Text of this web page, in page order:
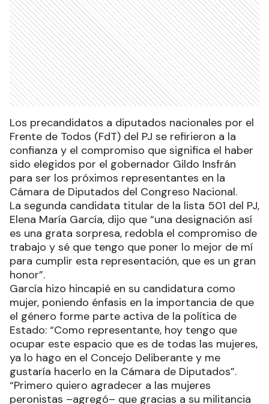
Los precandidatos a diputados nacionales por el
Frente de Todos (FdT) del PJ se refirieron a la
confianza y el compromiso que significa el haber
sido elegidos por el gobernador Gildo Insfrán
para ser los próximos representantes en la
Cámara de Diputados del Congreso Nacional.
La segunda candidata titular de la lista 501 del PJ,
Elena María García, dijo que “una designación así
es una grata sorpresa, redobla el compromiso de
trabajo y sé que tengo que poner lo mejor de mí
para cumplir esta representación, que es un gran
honor”.
García hizo hincapié en su candidatura como
mujer, poniendo énfasis en la importancia de que
el género forme parte activa de la política de
Estado: “Como representante, hoy tengo que
ocupar este espacio que es de todas las mujeres,
ya lo hago en el Concejo Deliberante y me
gustaría hacerlo en la Cámara de Diputados”.
“Primero quiero agradecer a las mujeres
peronistas –agregó– que gracias a su militancia